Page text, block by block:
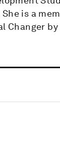
is a
Changer